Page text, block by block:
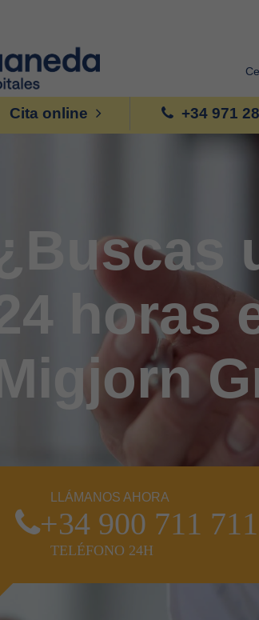
Cita online +34 971
¿Buscas
horas
LLÁMANOS AHORA
+34 900 711 711
TELÉFONO 24H